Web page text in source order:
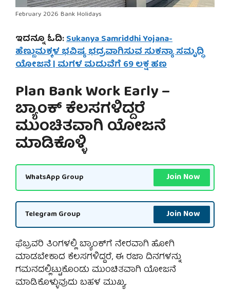
February 2026 Bank Holidays
ಇದನ್ನೂ ಓದಿ:Sukanya Samriddhi Yojana-
ಹೆಣ್ಣುಮಕ್ಕಳ ಭವಿಷ್ಯ ಭದ್ರವಾಗಿಸುವ ಸುಕನ್ಯಾ ಸಮೃದ್ಧಿ
ಯೋಜನೆ | ಮಗಳ ಮದುವೆಗೆ 69 ಲಕ್ಷ ಹಣ
Plan Bank Work Early –
ಬ್ಯಾಂಕ್ ಕೆಲಸಗಳಿದ್ದರೆ
ಮುಂಚಿತವಾಗಿ ಯೋಜನೆ
ಮಾಡಿಕೊಳ್ಳಿ
WhatsApp Group Join Now
Telegram Group Join Now
ಫೆಬ್ರವರಿ ತಿಂಗಳಲ್ಲಿ ಬ್ಯಾಂಕ್‌ಗೆ ನೇರವಾಗಿ ಹೋಗಿ
ಮಾಡಬೇಕಾದ ಕೆಲಸಗಳಿದ್ದರೆ, ಈ ರಜಾ ದಿನಗಳನ್ನು
ಗಮನದಲ್ಲಿಟ್ಟುಕೊಂಡು ಮುಂಚಿತವಾಗಿ ಯೋಜನೆ
ಮಾಡಿಕೊಳ್ಳುವುದು ಬಹಳ ಮುಖ್ಯ.